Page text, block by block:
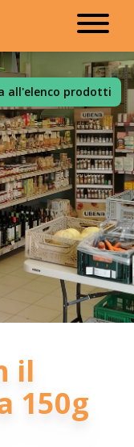
all'elenco prodotti
il
150g